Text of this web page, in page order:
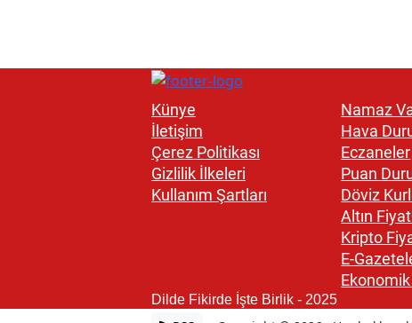
Künye
İletişim
Çerez Politikası
Gizlilik İlkeleri
Kullanım Şartları
Namaz
Hava
Eczaneler
Puan
Döviz
Altın
Kripto
E-
Dilde Fikirde İşte Birlik - 2025